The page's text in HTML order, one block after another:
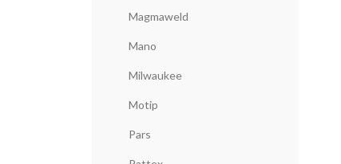
Magmaweld
Mano
Milwaukee
Motip
Pars